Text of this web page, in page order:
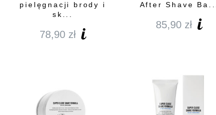
pielęgnacji brody i
sk...
78,90 zł
After Shave Ba...
85,90 zł